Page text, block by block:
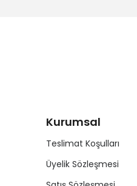
Kurumsal
Teslimat Koşulları
Üyelik Sözleşmesi